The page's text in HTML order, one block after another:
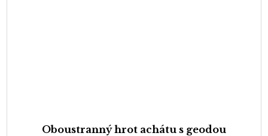
Oboustranný hrot achátu s geodou